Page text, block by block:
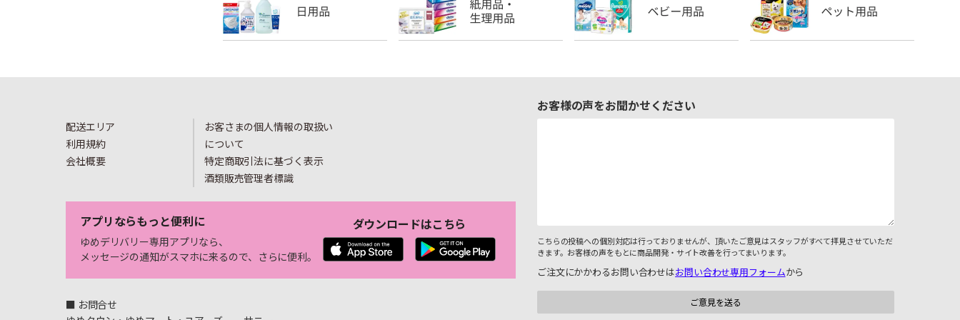
配送エリア
利用規約
会社概要
お客さまの個人情報の取扱い
について
特定商取引法に基づく表示
酒類販売管理者標識
アプリならもっと便利に
ゆめデリバリー専用アプリなら、
メッセージの通知がスマホに来るので、さらに便利。
ダウンロードはこちら
■ お問合せ
お客様の声をお聞かせください
こちらの投稿への個別対応は行っておりませんが、頂いたご意見はスタッフがすべて拝見させていただ
きます。お客様の声をもとに商品開発・サイト改善を行ってまいります。
ご注文にかかわるお問い合わせはお問い合わせ専用フォームから